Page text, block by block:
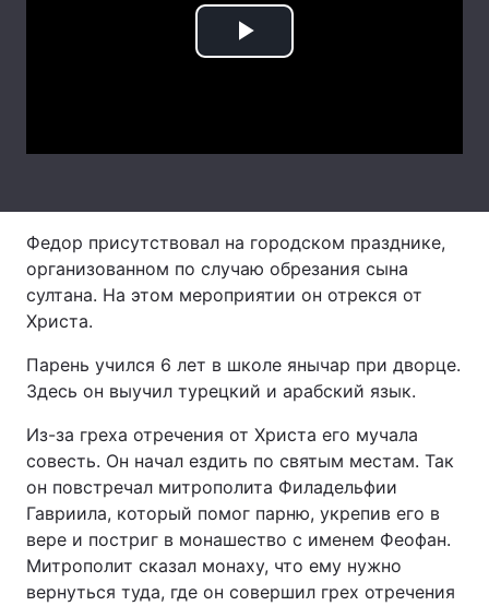
Інциденти
Туризм
Екологія Регіони
Лонгріди
Відео з Youtube Статті
Інтерв'ю
Архів Вакансії
Послуги
Play
Федор присутствовал на городском празднике,
организованном по случаю обрезания сына
султана. На этом мероприятии он отрекся от
Христа.
Парень учился 6 лет в школе янычар при дворце.
Здесь он выучил турецкий и арабский язык.
Из-за греха отречения от Христа его мучала
совесть. Он начал ездить по святым местам. Так
он повстречал митрополита Филадельфии
Гавриила, который помог парню, укрепив его в
вере и постриг в монашество с именем Феофан.
Митрополит сказал монаху, что ему нужно
вернуться туда, где он совершил грех отречения